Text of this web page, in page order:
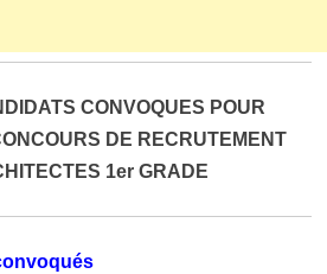
CONVOQUES POUR
DE RECRUTEMENT
1er GRADE